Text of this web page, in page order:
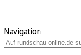
Navigation